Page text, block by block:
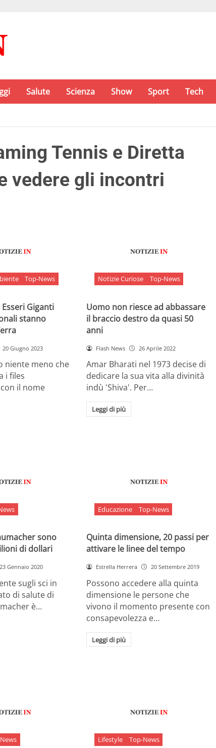
Salute Scienza Show Sport Tech
Tennis e Diretta
vedere gli incontri
Top-News
Giganti
stanno
20 Giugno 2023
niente meno che
i files
il nome
Notizie Curiose Top-News
Uomo non riesce ad abbassare
il braccio destro da quasi 50
anni
Flash News 26 Aprile 2022
Amar Bharati nel 1973 decise di
dedicare la sua vita alla divinità
indù 'Shiva'. Per…
Leggi di più
sono
di dollari
23 Gennaio 2020
sugli sci in
di salute di
è…
Educazione Top-News
Quinta dimensione, 20 passi per
attivare le linee del tempo
Estrella Herrera 20 Settembre 2019
Possono accedere alla quinta
dimensione le persone che
vivono il momento presente con
consapevolezza e…
Leggi di più
Lifestyle Top-News